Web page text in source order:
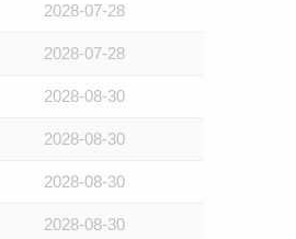
2028-07-28
2028-07-28
2028-08-30
2028-08-30
2028-08-30
2028-08-30